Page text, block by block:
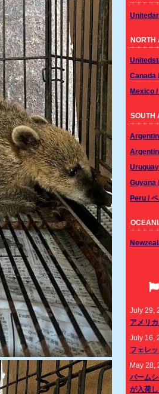
NORTH
Canada
Mexico /
SOUTH
Uruguay
Guyana
Peru /
July 29,
アメリ
July 16,
フェレ
May 28,
パーム
が入荷し